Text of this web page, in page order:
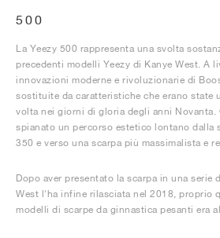
500
La Yeezy 500 rappresenta una svolta
precedenti modelli Yeezy di Kanye West. A
innovazioni moderne e rivoluzionarie di
sostituite da caratteristiche che erano state
volta nei giorni di gloria degli anni Novanta.
spianato un percorso estetico lontano dalla
350 e verso una scarpa più massimalista e
Dopo aver presentato la scarpa in una serie
West l'ha infine rilasciata nel 2018, proprio
modelli di scarpe da ginnastica pesanti era